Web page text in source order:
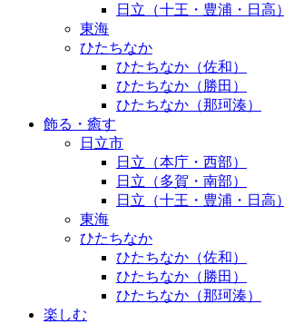
日立（十王・豊浦・日高）
東海
ひたちなか
ひたちなか（佐和）
ひたちなか（勝田）
ひたちなか（那珂湊）
飾る・癒す
日立市
日立（本庁・西部）
日立（多賀・南部）
日立（十王・豊浦・日高）
東海
ひたちなか
ひたちなか（佐和）
ひたちなか（勝田）
ひたちなか（那珂湊）
楽しむ